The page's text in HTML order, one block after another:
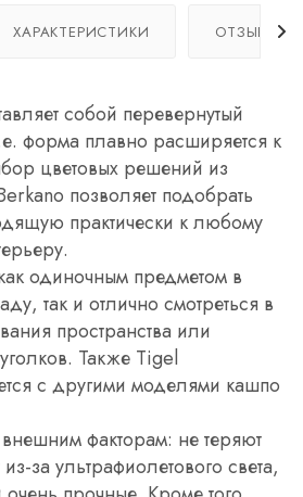
ХАРАКТЕРИСТИКИ ОТЗЫВЫ
собой перевернутый
форма плавно расширяется к
цветовых решений из
позволяет подобрать
практически к любому
одиночным предметом в
так и отлично смотреться в
пространства или
Также Tigel
с другими моделями кашпо
факторам: не теряют
за ультрафиолетового света,